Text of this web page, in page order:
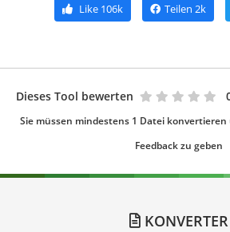
Like 106k Teilen 2k
Dieses Tool bewerten
Sie müssen mindestens 1 Datei
Feedback zu geben
KONVERTER